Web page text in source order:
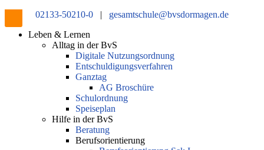
02133-50210-0 | gesamtschule@bvsdormagen.de
Leben & Lernen
Alltag in der BvS
Digitale Nutzungsordnung
Entschuldigungsverfahren
Ganztag
AG Broschüre
Schulordnung
Speiseplan
Hilfe in der BvS
Beratung
Berufsorientierung